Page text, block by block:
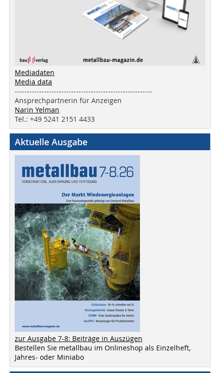
Mediadaten
Media data
--------------------------------------------------------
Ansprechpartnerin für Anzeigen
Narin Yelman
Tel.: +49 5241 2151 4433
Aktuelle Ausgabe
zur Ausgabe 7-8: Beiträge in Auszügen
Bestellen Sie metallbau im Onlineshop als Einzelheft,
Jahres- oder Miniabo